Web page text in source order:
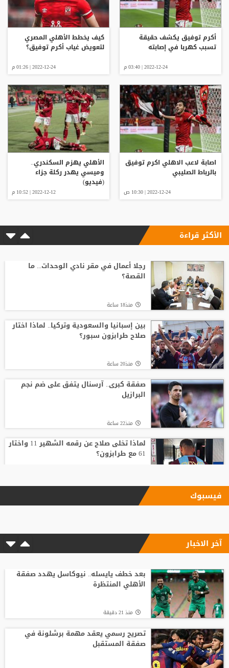
أكرم توفيق يكشف حقيقة
تسبب كهربا في إصابته
2022-12-24 | 03:40 م
كيف يخطط الأهلي المصري
لتعويض غياب أكرم توفيق؟
2022-12-24 | 01:26 م
اصابة لاعب الاهلي اكرم توفيق
بالرباط الصليبي
2022-12-24 | 10:30 ص
الأهلي يهزم السكندري..
وميسي يهدر ركلة جزاء
(فيديو)
2022-12-12 | 10:52 م
الأكثر قراءة
رجلا أعمال في مقر نادي الوحدات... ما
القصة؟
منذ18 ساعة
بين إسبانيا والسعودية وتركيا.. لماذا اختار
صلاح طرابزون سبور؟
منذ20 ساعة
صفقة كبرى.. آرسنال يتفق على ضم نجم
البرازيل
منذ22 ساعة
لماذا تخلى صلاح عن رقمه الشهير 11 واختار
61 مع طرابزون؟
بعد رفض السعودية.. نادٍ فرنسي يتوصل
سعودي !!
تصريح رسمي يعقد مهمة برشلونة في
صفقة المستقبل
فيسبوك
آخر الاخبار
بعد خطف يايسله.. نيوكاسل يهدد صفقة
الأهلي المنتظرة
منذ 21 دقيقة
تصريح رسمي يعقد مهمة برشلونة في
صفقة المستقبل